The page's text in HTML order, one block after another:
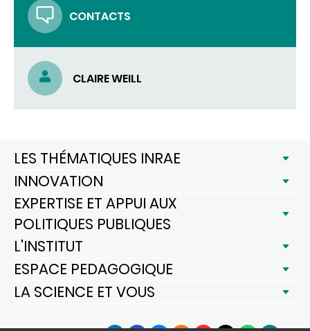
CONTACTS
CLAIRE WEILL
LES THÉMATIQUES INRAE
INNOVATION
EXPERTISE ET APPUI AUX
POLITIQUES PUBLIQUES
L'INSTITUT
ESPACE PEDAGOGIQUE
LA SCIENCE ET VOUS